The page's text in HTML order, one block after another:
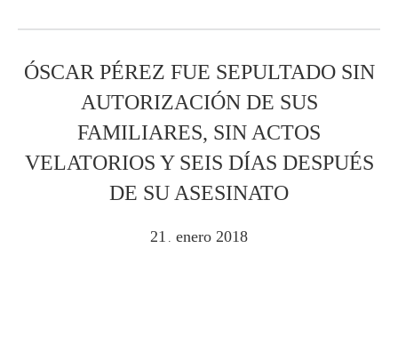
ÓSCAR PÉREZ FUE SEPULTADO SIN
AUTORIZACIÓN DE SUS
FAMILIARES, SIN ACTOS
VELATORIOS Y SEIS DÍAS DESPUÉS
DE SU ASESINATO
21 enero 2018